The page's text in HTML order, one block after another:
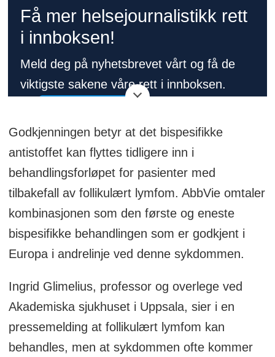
Få mer helsejournalistikk rett
i innboksen!
Meld deg på nyhetsbrevet vårt og få de
viktigste sakene våre rett i innboksen.
Godkjenningen betyr at det bispesifikke
antistoffet kan flyttes tidligere inn i
behandlingsforløpet for pasienter med
tilbakefall av follikulært lymfom. AbbVie omtaler
kombinasjonen som den første og eneste
bispesifikke behandlingen som er godkjent i
Europa i andrelinje ved denne sykdommen.
Ingrid Glimelius, professor og overlege ved
Akademiska sjukhuset i Uppsala, sier i en
pressemelding at follikulært lymfom kan
behandles, men at sykdommen ofte kommer